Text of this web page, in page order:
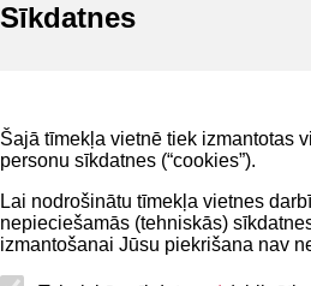
Sīkdatnes
Šajā tīmekļa vietnē tiek izmantotas
personu sīkdatnes (“cookies”).
Lai nodrošinātu tīmekļa vietnes
nepieciešamās (tehniskās)
izmantošanai Jūsu piekrišana nav
BISP autorizējies lietotājs
atver sadaļas "Pārvaldāmo
apakšizvēlni "Manas